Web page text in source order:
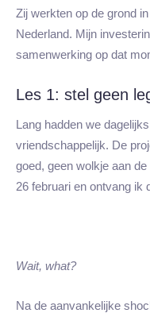
Zij werkten op de grond
Nederland. Mijn
samenwerking op dat
Les 1: stel geen
Lang hadden we
vriendschappelijk. De
goed, geen wolkje aan
26 februari en ontvang ik
Wait, what?
Na de aanvankelijke